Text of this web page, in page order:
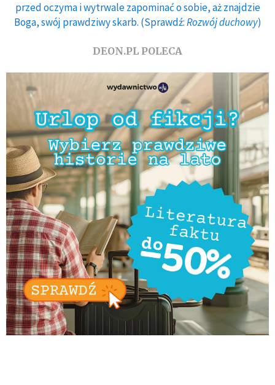
przed oczyma i wytrwale zapominać o sobie, aż znajdzie
Boga, swój prawdziwy skarb. (Sprawdź:Rozwój duchowy)
DEON.PL POLECA